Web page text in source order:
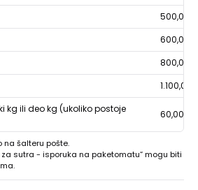
500,00
600,00
800,00
1.100,00
kg ili deo kg (ukoliko postoje
60,00
na šalteru pošte.
za sutra - isporuka na paketomatu“ mogu biti